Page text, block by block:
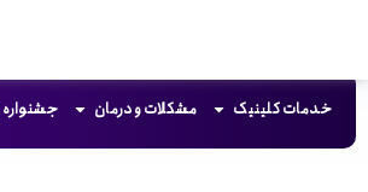
خدمات کلینیک مشکلات و درمان جشنواره